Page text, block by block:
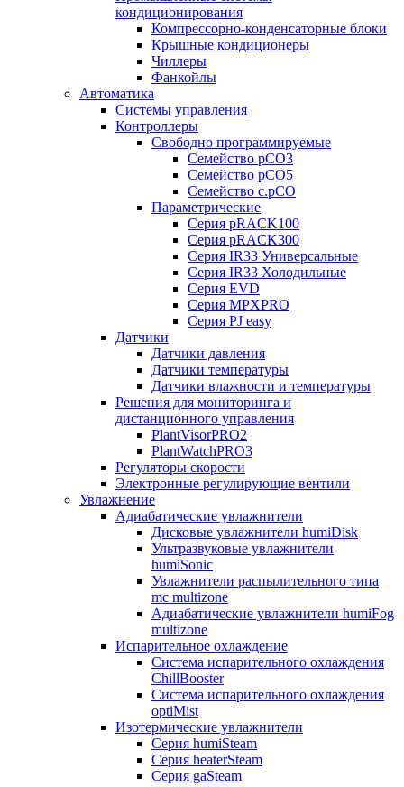
кондиционирования
Компрессорно-конденсаторные блоки
Крышные кондиционеры
Чиллеры
Фанкойлы
Автоматика
Системы управления
Контроллеры
Свободно программируемые
Семейство pCO3
Семейство pCO5
Семейство c.pCO
Параметрические
Серия pRACK100
Серия pRACK300
Серия IR33 Универсальные
Серия IR33 Холодильные
Серия EVD
Серия MPXPRO
Серия PJ easy
Датчики
Датчики давления
Датчики температуры
Датчики влажности и температуры
Решения для мониторинга и
дистанционного управления
PlantVisorPRO2
PlantWatchPRO3
Регуляторы скорости
Электронные регулирующие вентили
Увлажнение
Адиабатические увлажнители
Дисковые увлажнители humiDisk
Ультразвуковые увлажнители
humiSonic
Увлажнители распылительного типа
mc multizone
Адиабатические увлажнители humiFog
multizone
Испарительное охлаждение
Система испарительного охлаждения
ChillBooster
Система испарительного охлаждения
optiMist
Изотермические увлажнители
Серия humiSteam
Серия heaterSteam
Серия gaSteam